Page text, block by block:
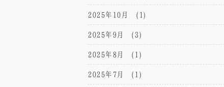
2025年10月 (1)
2025年9月 (3)
2025年8月 (1)
2025年7月 (1)